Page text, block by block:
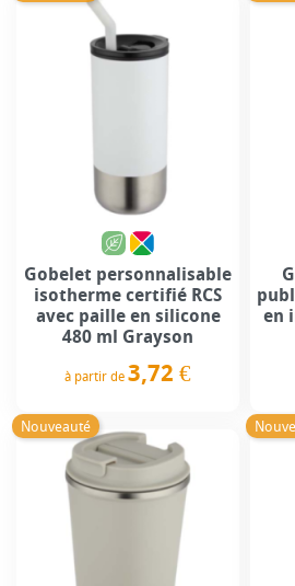
Gobelet personnalisable
isotherme certifié RCS
avec paille en silicone
480 ml Grayson
à partir de 3,72 €
en
Nouveauté